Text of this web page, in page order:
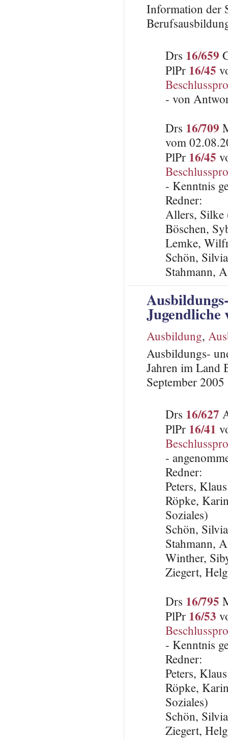
Information der
Drs 16/659
PlPr 16/45
- von
Drs 16/709
vom
PlPr 16/45
- Kenntnis
Redner:
Allers,
Böschen,
Lemke,
Schön,
Stahmann,
Jugendliche
Ausbildung,
Ausbildungs-
Jahren im Land
September 2005
Drs 16/627
PlPr 16/41
-
Redner:
Peters,
Röpke,
Soziales)
Schön,
Stahmann,
Winther,
Ziegert,
Drs 16/795
PlPr 16/53
- Kenntnis
Redner:
Peters,
Röpke,
Soziales)
Schön,
Ziegert,